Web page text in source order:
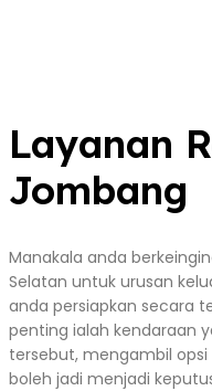
Layanan
Jombang
Manakala anda
Selatan untuk urusan
anda persiapkan secara
penting ialah kendaraan
tersebut, mengambil
boleh jadi menjadi